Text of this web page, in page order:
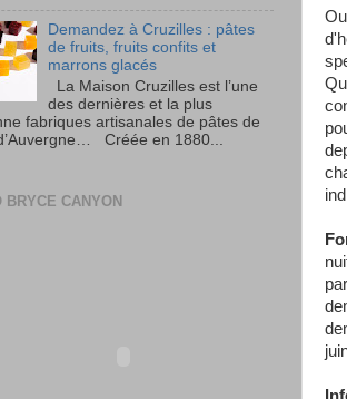
Demandez à Cruzilles : pâtes
de fruits, fruits confits et
marrons glacés
La Maison Cruzilles est l’une
des dernières et la plus
fabriques artisanales de pâtes de
Créée en 1880...
BRYCE CANYON